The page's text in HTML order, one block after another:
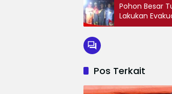
Pohon Besar
Lakukan
Pos Terkait